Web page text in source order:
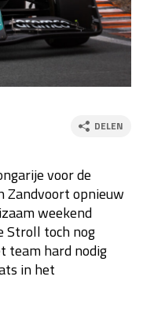
za 13:00 - 15:00
zo 21:00 - 23:00
30 okt - 01 nov
06 - 08 nov
za 19:00 - 20:00
zo 18:00 - 20:00
DELEN
voor de
opnieuw
weekend
Stroll toch nog
team hard nodig
in het